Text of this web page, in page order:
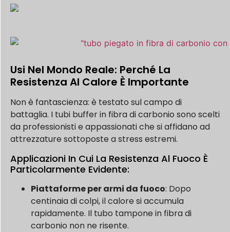
Usi Nel Mondo Reale: Perché La
Resistenza Al Calore È Importante
Non è fantascienza: è testato sul campo di
battaglia. I tubi buffer in fibra di carbonio sono scelti
da professionisti e appassionati che si affidano ad
attrezzature sottoposte a stress estremi.
Applicazioni In Cui La Resistenza Al Fuoco È
Particolarmente Evidente:
Piattaforme per armi da fuoco: Dopo
centinaia di colpi, il calore si accumula
rapidamente. Il tubo tampone in fibra di
carbonio non ne risente.